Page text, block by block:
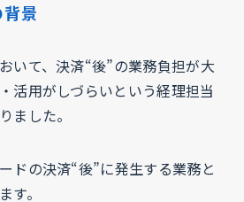
景
いて、決済“後”の業務負担が大
活用がしづらいという経理担当
ました。
ドの決済“後”に発生する業務と
す。